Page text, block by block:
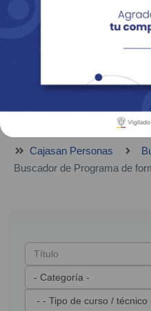
Revista Fácil Vivir
Sedes
Cajasan Personas